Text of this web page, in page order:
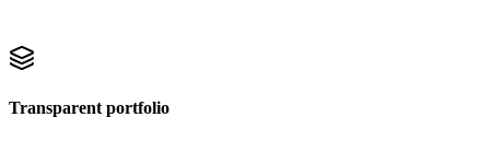
Transparent portfolio